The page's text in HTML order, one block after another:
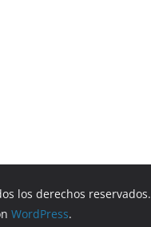
los derechos reservados.
WordPress.